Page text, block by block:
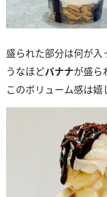
盛られた部分は何が入
うなほどバナナが盛ら
このボリューム感は嬉